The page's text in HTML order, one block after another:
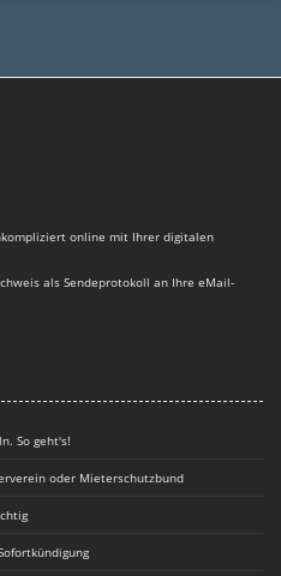
online mit Ihrer digitalen
als Sendeprotokoll an Ihre eMail-
So geht's!
oder Mieterschutzbund